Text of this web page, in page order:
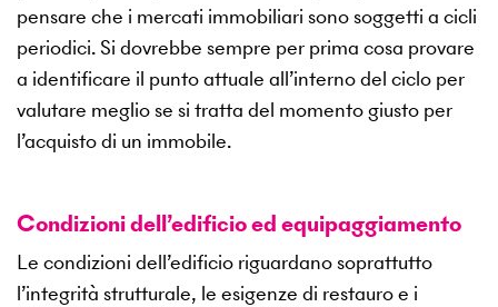
pensare che i mercati immobiliari sono soggetti a cicli
periodici. Si dovrebbe sempre per prima cosa provare
a identificare il punto attuale all’interno del ciclo per
valutare meglio se si tratta del momento giusto per
l’acquisto di un immobile.
Condizioni dell’edificio ed equipaggiamento
Le condizioni dell’edificio riguardano soprattutto
l’integrità strutturale, le esigenze di restauro e i